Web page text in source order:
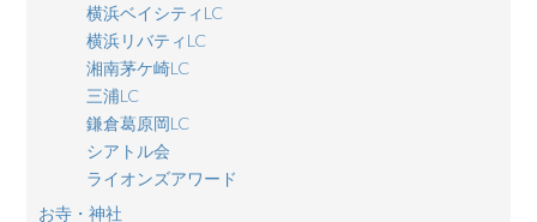
横浜ベイシティLC
横浜リバティLC
湘南茅ケ崎LC
三浦LC
鎌倉葛原岡LC
シアトル会
ライオンズアワード
お寺・神社